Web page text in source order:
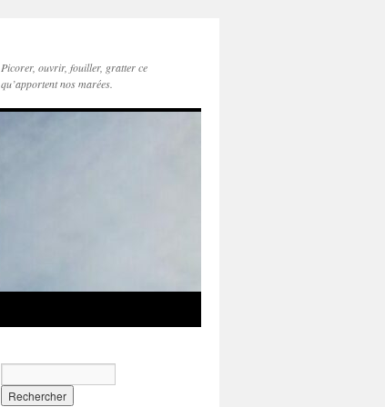
Picorer, ouvrir, fouiller, gratter ce
qu’apportent nos marées.